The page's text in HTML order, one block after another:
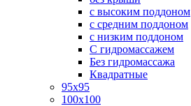
с высоким поддоном
с средним поддоном
с низким поддоном
С гидромассажем
Без гидромассажа
Квадратные
95х95
100х100